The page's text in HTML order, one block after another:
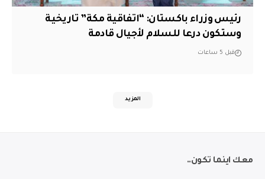
رئيس وزراء باكستان: “اتفاقية مكة” تاريخية
وستكون درعا للسلام لأجيال قادمة
قبل 5 ساعات
المزيد
معك اينما تكون..